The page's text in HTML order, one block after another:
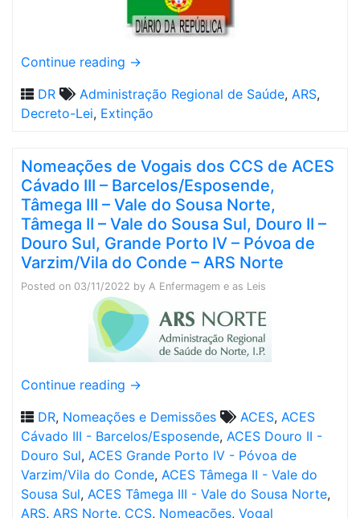
Continue reading →
DR
Administração Regional de Saúde, ARS,
Decreto-Lei, Extinção
Nomeações de Vogais dos CCS de ACES
Cávado III – Barcelos/Esposende,
Tâmega III – Vale do Sousa Norte,
Tâmega II – Vale do Sousa Sul, Douro II –
Douro Sul, Grande Porto IV – Póvoa de
Varzim/Vila do Conde – ARS Norte
Posted on 03/11/2022 by A Enfermagem e as Leis
Continue reading →
DR, Nomeações e Demissões ACES, ACES
Cávado III - Barcelos/Esposende, ACES Douro II -
Douro Sul, ACES Grande Porto IV - Póvoa de
Varzim/Vila do Conde, ACES Tâmega II - Vale do
Sousa Sul, ACES Tâmega III - Vale do Sousa Norte,
ARS, ARS Norte, CCS, Nomeações, Vogal